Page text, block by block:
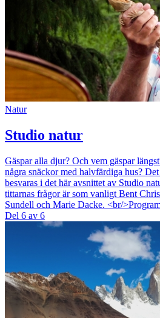
Natur
Studio natur
Gäspar alla djur? Och vem gäspar
några snäckor med halvfärdiga hus?
besvaras i det här avsnittet av Studio
tittarnas frågor är som vanligt Bent
Sundell och Marie Dacke. <br/
Del 6 av 6